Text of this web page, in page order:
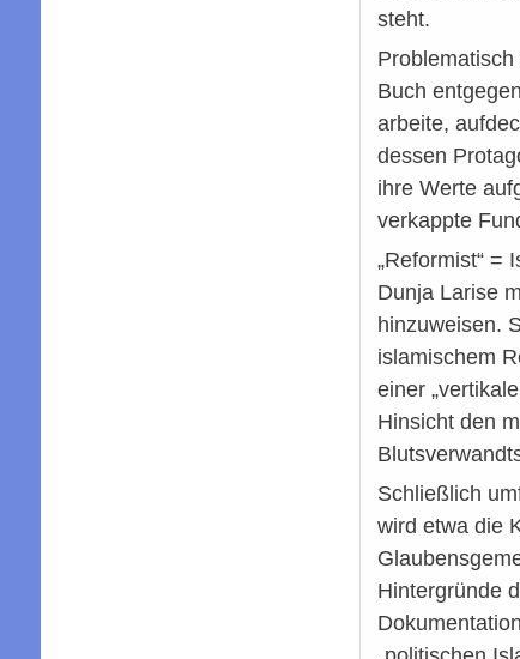
steht.
Buch
arbeite,
dessen
ihre Werte
verkappte
„Reformist“ =
Dunja Larise
hinzuweisen.
islamischem
einer
Hinsicht den
Schließlich
wird etwa die
Hintergründe